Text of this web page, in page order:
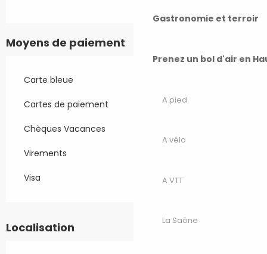
Gastronomie et terroir
Prenez un bol d'air en
A pied
A vélo
A VTT
La Saône
Moyens de paiement
Carte bleue
Cartes de paiement
Chèques Vacances
Virements
Visa
Localisation